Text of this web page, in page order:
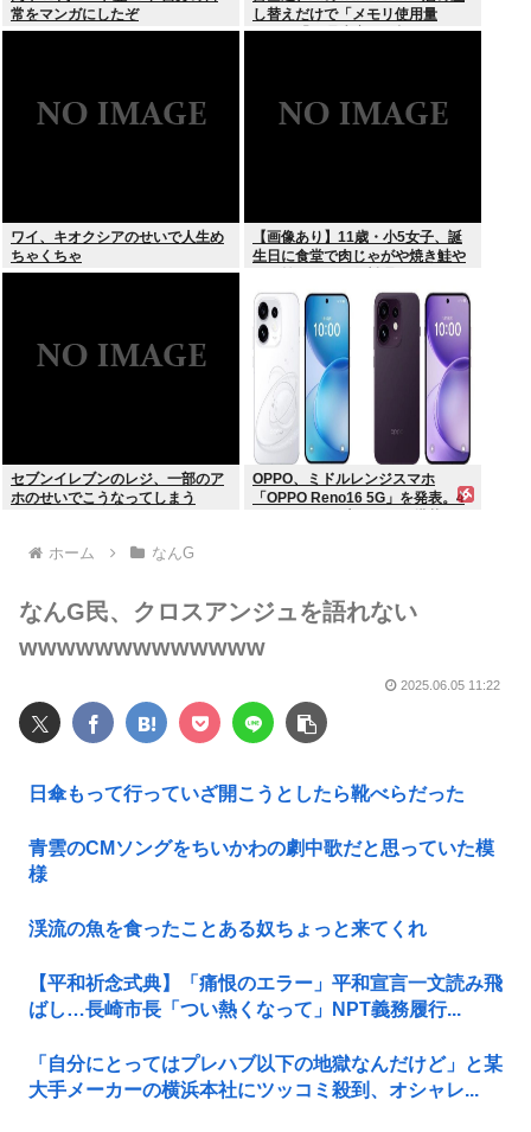
常をマンガにしたぞ
し替えだけで「メモリ使用量
1/10」「処理速度475倍」になる
ワイ、キオクシアのせいで人生め
ちゃくちゃ
【画像あり】11歳・小5女子、誕
生日に食堂で肉じゃがや焼き鮭や
みたいに食べる
セブンイレブンのレジ、一部のア
ホのせいでこうなってしまう
OPPO、ミドルレンジスマホ
「OPPO Reno16 5G」を発表。4
ホーム なんG
なんG民、クロスアンジュを語れない
wwwwwwwwwwwww
2025.06.05 11:22
日傘もって行っていざ開こうとしたら靴べらだった
青雲のCMソングをちいかわの劇中歌だと思っていた模
様
渓流の魚を食ったことある奴ちょっと来てくれ
【平和祈念式典】「痛恨のエラー」平和宣言一文読み飛
ばし…長崎市長「つい熱くなって」NPT義務履行...
「自分にとってはプレハブ以下の地獄なんだけど」と某
大手メーカーの横浜本社にツッコミ殺到、オシャレ...